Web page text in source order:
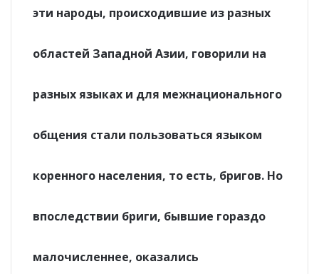
эти народы, происходившие из разных
областей Западной Азии, говорили на
разных языках и для межнационального
общения стали пользоваться языком
коренного населения, то есть, бригов. Но
впоследствии бриги, бывшие гораздо
малочисленнее, оказались